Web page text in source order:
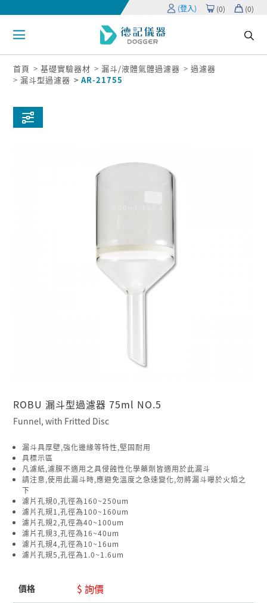
(登入) (0) (0)
首頁 基礎實驗器材 漏斗/液體氣體過濾器
過濾器
漏斗型過濾器
AR-21755
ROBU 漏斗型過濾器 75ml NO.5
Funnel, with Fritted Disc
漏斗具厚壁,強化邊緣等特性,堅固耐用
具標示區
凡濾紙,濾膜不適用之具侵蝕性化學藥劑皆適用於此漏斗
請注意,使用此漏斗時,應避免溫度之急速變化,勿將漏斗曝於火焰之
下
濾片孔規0,孔徑為160~250um
濾片孔規1,孔徑為100~160um
濾片孔規2,孔徑為40~100um
濾片孔規3,孔徑為16~40um
濾片孔規4,孔徑為10~16um
濾片孔規5,孔徑為1.0~1.6um
價格 $ 詢價